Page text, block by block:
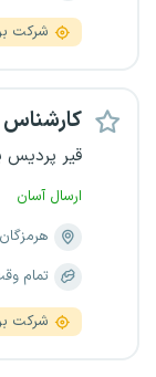
شرکت
کارشناس
قیر پردیس
ارسال آسان
هرمزگان
تمام
شرکت